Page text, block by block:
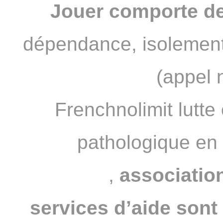
Jouer comporte
dépendance,
(appel
Frenchnolimit
pathologique
,
services d’aide